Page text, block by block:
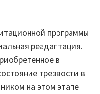
программы
реадаптация.
в
трезвости в
на этом этапе